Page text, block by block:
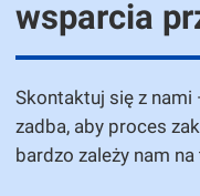
wsparcia
Skontaktuj się z nami
zadba, aby proces
bardzo zależy nam